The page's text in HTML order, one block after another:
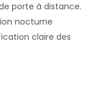
porte à distance.
nocturne
claire des